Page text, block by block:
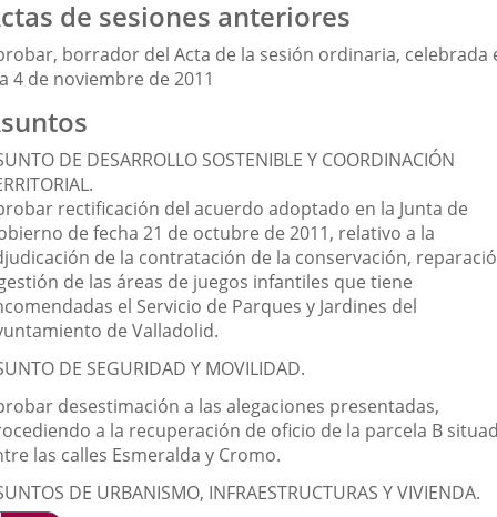
de sesiones anteriores
borrador del Acta de la sesión ordinaria, celebrada
4 de noviembre de 2011
DE DESARROLLO SOSTENIBLE Y COORDINACIÓN
rectificación del acuerdo adoptado en la Junta de
de fecha 21 de octubre de 2011, relativo a la
de la contratación de la conservación,
de las áreas de juegos infantiles que tiene
el Servicio de Parques y Jardines del
de Valladolid.
DE SEGURIDAD Y MOVILIDAD.
desestimación a las alegaciones presentadas,
a la recuperación de oficio de la parcela B
las calles Esmeralda y Cromo.
DE URBANISMO, INFRAESTRUCTURAS Y VIVIENDA.